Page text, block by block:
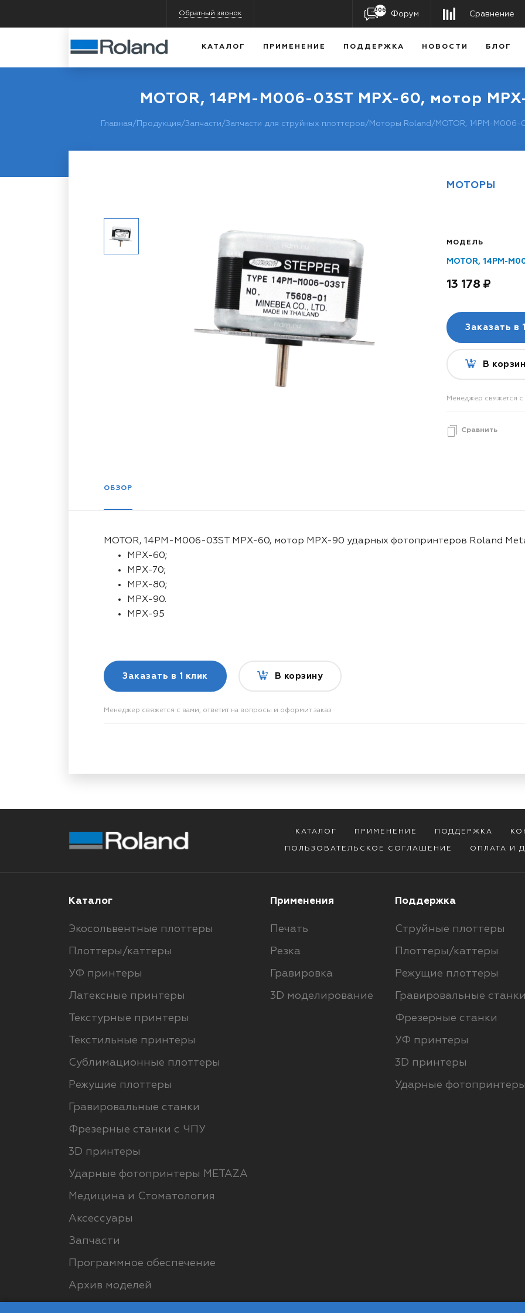
Обратный звонок 306 Форум Сравнение
КАТАЛОГ ПРИМЕНЕНИЕ ПОДДЕРЖКА НОВОСТИ БЛОГ
MOTOR, 14PM-M006-03ST MPX-60, мотор
Главная/ Продукция/Запчасти/Запчасти для струйных плоттеров/ Моторы Roland / MOTOR, 14PM-
МОТОРЫ
МОДЕЛЬ
MOTOR, 14PM-
13 178
Заказать в
В
Менеджер свяжется с
Сравнить
ОБЗОР
MOTOR, 14PM-M006-03ST MPX-60, мотор MPX-90 ударных фотопринтеров Roland
MPX-60;
MPX-70;
MPX-80;
MPX-90.
MPX-95
Заказать в 1 клик В корзину
Менеджер свяжется с вами, ответит на вопросы и оформит заказ
КАТАЛОГ ПРИМЕНЕНИЕ ПОДДЕРЖКА
ПОЛЬЗОВАТЕЛЬСКОЕ СОГЛАШЕНИЕ ОПЛАТА И
Каталог
Экосольвентные плоттеры
Плоттеры/каттеры
УФ принтеры
Латексные принтеры
Текстурные принтеры
Текстильные принтеры
Сублимационные плоттеры
Режущие плоттеры
Гравировальные станки
Фрезерные станки с ЧПУ
3D принтеры
Ударные фотопринтеры METAZA
Медицина и Стоматология
Аксессуары
Запчасти
Программное обеспечение
Архив моделей
Применения
Печать
Резка
Гравировка
3D моделирование
Поддержка
Струйные плоттеры
Плоттеры/каттеры
Режущие плоттеры
Гравировальные
Фрезерные станки
УФ принтеры
3D принтеры
Ударные